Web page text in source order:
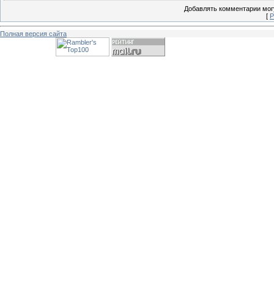
Добавлять комментарии
[
Полная версия сайта